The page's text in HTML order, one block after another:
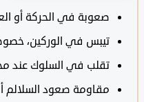
صعوبة في الحركة أو العرج.
تيبس في الوركين، خصوصًا
تقلب في السلوك عند محاولة
مقاومة صعود السلالم أو